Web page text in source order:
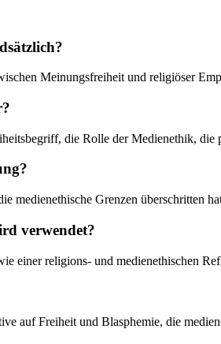
Meinungsfreiheit und religiöser
die Rolle der Medienethik,
medienethische Grenzen überschritten
verwendet?
einer religions- und medienethischen
auf Freiheit und Blasphemie, die